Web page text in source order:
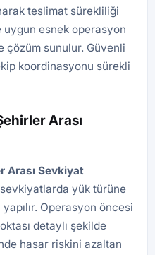
teslimat sürekliliği
esnek operasyon
çözüm sunulur. Güvenli
koordinasyonu sürekli
Arası
Arası Sevkiyat
sevkiyatlarda yük türüne
Operasyon öncesi
detaylı şekilde
hasar riskini azaltan